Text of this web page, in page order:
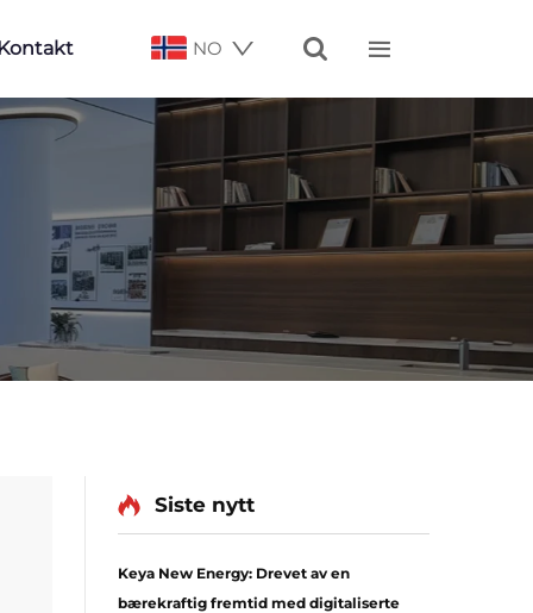
NO  
Siste nytt
Keya New Energy: Drevet av en
bærekraftig fremtid med digitaliserte